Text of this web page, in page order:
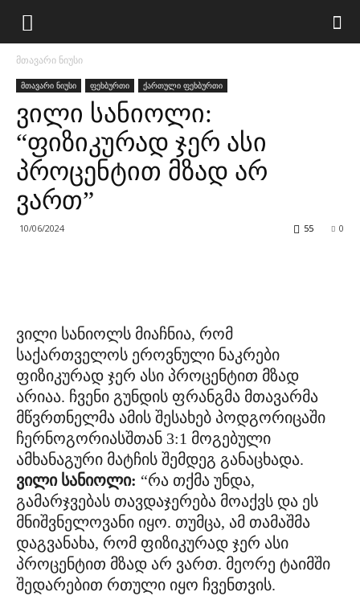
მთავარი ნიუსი
მთავარი ნიუსი ფეხბურთი ქართული ფეხბურთი
ვილი სანიოლი:
“ფიზიკურად ჯერ ასი
პროცენტით მზად არ
ვართ”
10/06/2024 0
55
ვილი სანიოლს მიაჩნია, რომ
საქართველოს ეროვნული ნაკრები
ფიზიკურად ჯერ ასი პროცენტით მზად
არიაა. ჩვენი გუნდის ფრანგმა მთავარმა
მწვრთნელმა ამის შესახებ პოდგორიცაში
ჩერნოგორიასშთან 3:1 მოგებული
ამხანაგური მატჩის შემდეგ განაცხადა.
ვილი სანიოლი: “რა თქმა უნდა,
გამარჯვებას თავდაჯერება მოაქვს და ეს
მნიშვნელოვანი იყო. თუმცა, ამ თამაშმა
დაგვანახა, რომ ფიზიკურად ჯერ ასი
პროცენტით მზად არ ვართ. მეორე ტაიმში
შედარებით რთული იყო ჩვენთვის.